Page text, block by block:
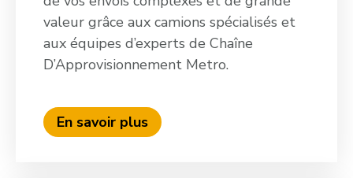
valeur grâce aux camions spécialisés et
aux équipes d’experts de Chaîne
D’Approvisionnement Metro.
En savoir plus